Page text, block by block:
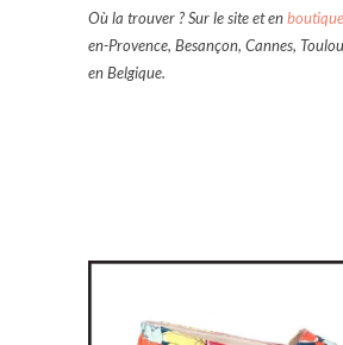
Où la trouver ? Sur le site et enboutique
en-Provence, Besançon, Cannes,
en Belgique.